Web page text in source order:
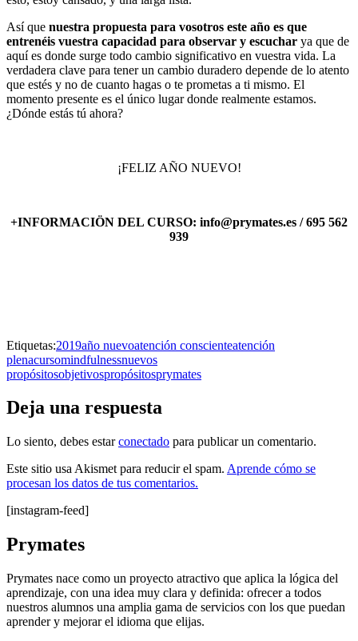
Así que nuestra propuesta para vosotros este año es que
entrenéis vuestra capacidad para observar y escuchar ya que de
aquí es donde surge todo cambio significativo en vuestra vida. La
verdadera clave para tener un cambio duradero depende de lo atento
que estés y no de cuanto hagas o te prometas a ti mismo. El
momento presente es el único lugar donde realmente estamos.
¿Dónde estás tú ahora?
¡FELIZ AÑO NUEVO!
+INFORMACIÖN DEL CURSO: info@prymates.es / 695 562
939
Etiquetas:2019año nuevoatención conscienteatención
plenacursomindfulnessnuevos
propósitosobjetivospropósitosprymates
Deja una respuesta
Lo siento, debes estarconectado para publicar un comentario.
Este sitio usa Akismet para reducir el spam. Aprende cómo se
procesan los datos de tus comentarios.
[instagram-feed]
Prymates
Prymates nace como un proyecto atractivo que aplica la lógica del
aprendizaje, con una idea muy clara y definida: ofrecer a todos
nuestros alumnos una amplia gama de servicios con los que puedan
aprender y mejorar el idioma que elijas.